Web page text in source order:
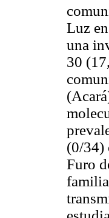
Luz
una
30
(0/34)
Furo